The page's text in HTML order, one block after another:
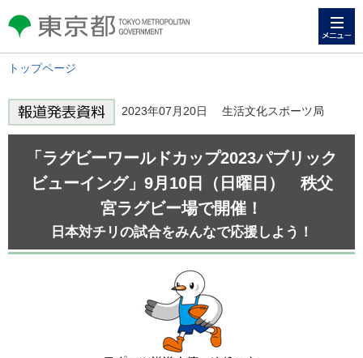
東京都 TOKYO METROPOLITAN
GOVERNMENT
トップページ
2023年07月20日 生活文化スポーツ局
「ラグビーワールドカップ2023パブリック
ビューイング」9月10日（日曜日） 秩父
宮ラグビー場で開催！
日本対チリの試合をみんなで応援しよう！